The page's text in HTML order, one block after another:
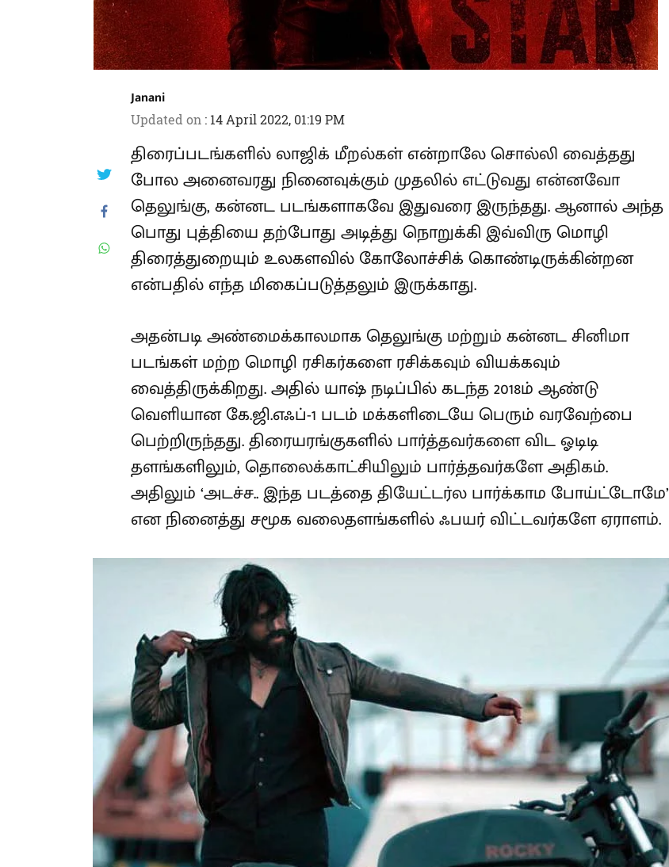
Janani
Updated on : 14 April 2022, 01:19 PM
திரைப்படங்களில் லாஜிக் மீறல்கள் என்றாலே சொல்லி வைத்தது
போல அனைவரது நினைவுக்கும் முதலில் எட்டுவது என்னவோ
தெலுங்கு, கன்னட படங்களாகவே இதுவரை இருந்தது. ஆனால் அந்த
பொது புத்தியை தற்போது அடித்து நொறுக்கி இவ்விரு மொழி
திரைத்துறையும் உலகளவில் கோலோச்சிக் கொண்டிருக்கின்றன
என்பதில் எந்த மிகைப்படுத்தலும் இருக்காது.
அதன்படி அண்மைக்காலமாக தெலுங்கு மற்றும் கன்னட சினிமா
படங்கள் மற்ற மொழி ரசிகர்களை ரசிக்கவும் வியக்கவும்
வைத்திருக்கிறது. அதில் யாஷ் நடிப்பில் கடந்த 2018ம் ஆண்டு
வெளியான கே.ஜி.எஃப்-1 படம் மக்களிடையே பெரும் வரவேற்பை
பெற்றிருந்தது. திரையரங்குகளில் பார்த்தவர்களை விட ஓடிடி
தளங்களிலும், தொலைக்காட்சியிலும் பார்த்தவர்களே அதிகம்.
அதிலும் ‘அடச்ச.. இந்த படத்தை தியேட்டர்ல பார்க்காம போய்ட்டோமே’
என நினைத்து சமூக வலைதளங்களில் ஃபயர் விட்டவர்களே ஏராளம்.